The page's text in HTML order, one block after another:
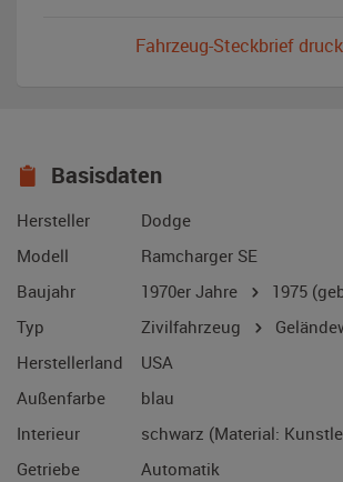
Fahrzeug-Steckbrief
Basisdaten
Hersteller
Dodge
Modell
Ramcharger SE
Baujahr
1970er Jahre 1975
Typ
Zivilfahrzeug
Herstellerland
USA
Außenfarbe
blau
Interieur
schwarz (Material:
Getriebe
Automatik